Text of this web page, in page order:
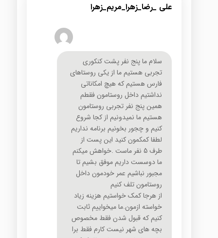
علی _رضا_زهرا_مریم_زهرا
سلام ما پنج نفر پشت کنکوری
تجربی هستیم ما از یکی روستاهای
فارس هستیم که هیچ امکاناتی
نداشتیم داخل روستامون فقطم
همین پنج نفر تجربی روستامون
هستیم ما نمیدونیم از کجا شروع
کنیم و چجور بخونیم برنامه نداریم
لطفا کمکمون کنید این پست از
طرف 5 نفر ماست .خواهش میکنم
ما دوسست داریم موفق بشیم تا
مجبور نباشیم عمر خودمون داخل
روستامون تلف کنیم
از هرجا کمک خواستیم هزینه زیاد
خواسته ازمون.ما میخواییم ثابت
کنیم که قبول شدن فقط مخصوص
بچه های شهر نیست کارم فقط برا